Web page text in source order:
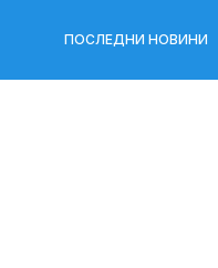
ПОСЛЕДНИ НОВИНИ